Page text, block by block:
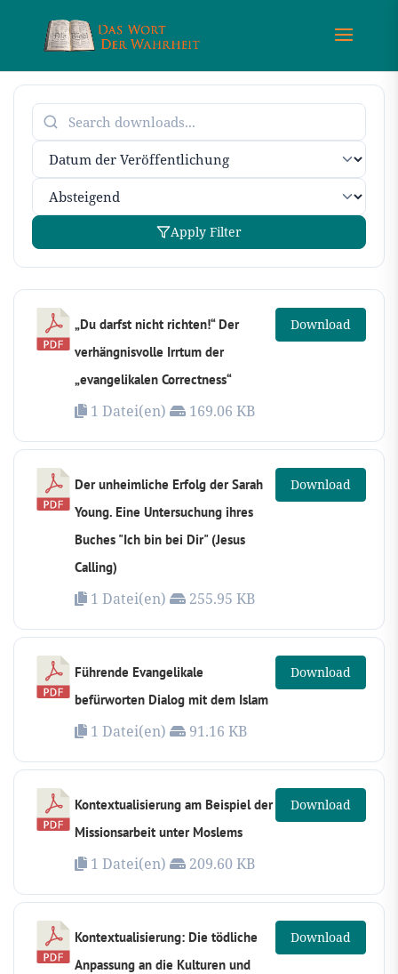
Apply Filter
„Du darfst nicht richten!“ Der
verhängnisvolle Irrtum der
„evangelikalen Correctness“
1 Datei(en) 169.06 KB
Download
Der unheimliche Erfolg der Sarah
Young. Eine Untersuchung ihres
Buches "Ich bin bei Dir" (Jesus
Calling)
1 Datei(en) 255.95 KB
Download
Führende Evangelikale
befürworten Dialog mit dem Islam
1 Datei(en) 91.16 KB
Download
Kontextualisierung am Beispiel der
Missionsarbeit unter Moslems
1 Datei(en) 209.60 KB
Download
Kontextualisierung: Die tödliche
Anpassung an die Kulturen und
Download